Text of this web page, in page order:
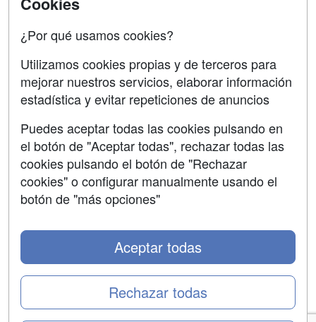
Copyleft
Grupo formazion:
¿Por qué usamos cookies?
Utilizamos cookies propias y de terceros para
mejorar nuestros servicios, elaborar información
estadística y evitar repeticiones de anuncios
Puedes aceptar todas las cookies pulsando en
el botón de "Aceptar todas", rechazar todas las
cookies pulsando el botón de "Rechazar
cookies" o configurar manualmente usando el
botón de "más opciones"
Rechazar todas
Aceptar todas